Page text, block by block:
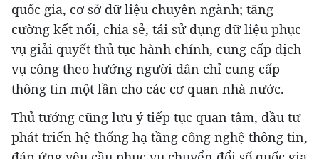
quốc gia, cơ sở dữ liệu chuyên ngành; tăng
cường kết nối, chia sẻ, tái sử dụng dữ liệu phục
vụ giải quyết thủ tục hành chính, cung cấp dịch
vụ công theo hướng người dân chỉ cung cấp
thông tin một lần cho các cơ quan nhà nước.
Thủ tướng cũng lưu ý tiếp tục quan tâm, đầu tư
phát triển hệ thống hạ tầng công nghệ thông tin,